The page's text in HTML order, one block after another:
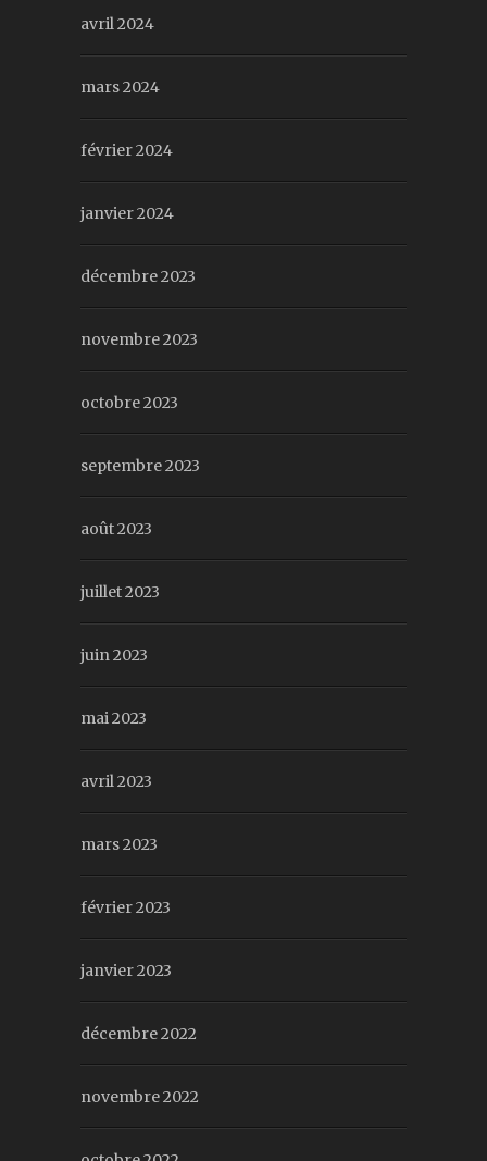
avril 2024
mars 2024
février 2024
janvier 2024
décembre 2023
novembre 2023
octobre 2023
septembre 2023
août 2023
juillet 2023
juin 2023
mai 2023
avril 2023
mars 2023
février 2023
janvier 2023
décembre 2022
novembre 2022